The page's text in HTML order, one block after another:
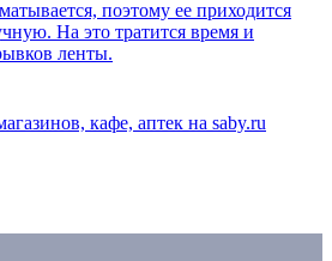
поэтому ее приходится
На это тратится время и
ленты.